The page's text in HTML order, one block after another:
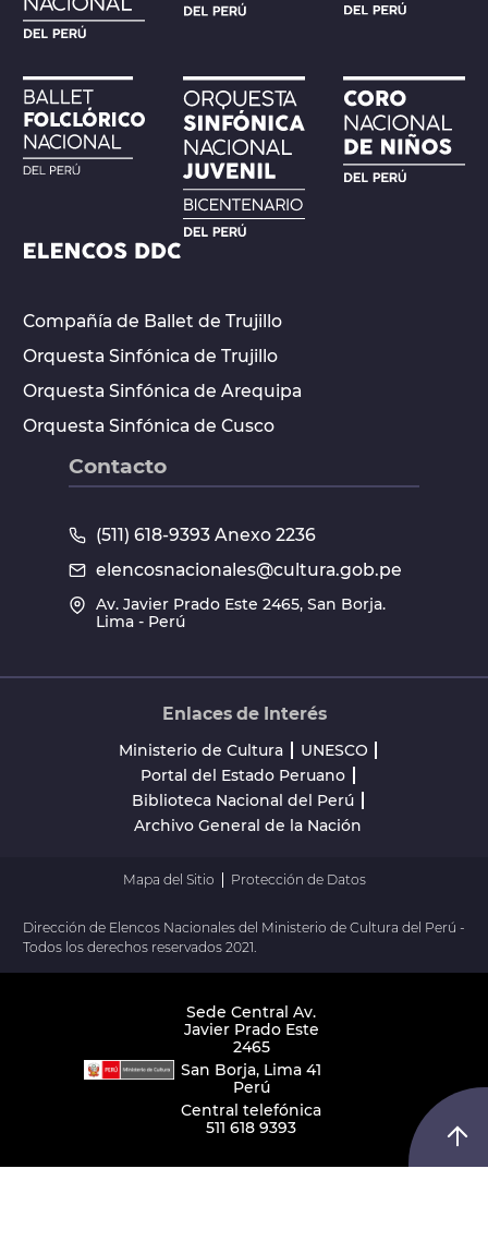
Compañía de Ballet de Trujillo
Orquesta Sinfónica de Trujillo
Orquesta Sinfónica de Arequipa
Orquesta Sinfónica de Cusco
Contacto
(511) 618-9393 Anexo 2236
elencosnacionales@cultura.gob.pe
Av. Javier Prado Este 2465, San Borja.
Lima - Perú
Enlaces de Interés
Ministerio de Cultura
UNESCO
Portal del Estado Peruano
Biblioteca Nacional del Perú
Archivo General de la Nación
Mapa del Sitio Protección de Datos
Dirección de Elencos Nacionales del Ministerio de Cultura del Perú -
Todos los derechos reservados 2021.
Sede Central Av.
Javier Prado Este
2465
San Borja, Lima 41
Perú
Central telefónica
511 618 9393